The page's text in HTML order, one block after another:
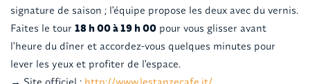
signature de saison ; l'équipe propose les deux avec du vernis.
Faites le tour 18 h 00 à 19 h 00pour vous glisser avant
l'heure du dîner et accordez-vous quelques minutes pour
lever les yeux et profiter de l'espace.